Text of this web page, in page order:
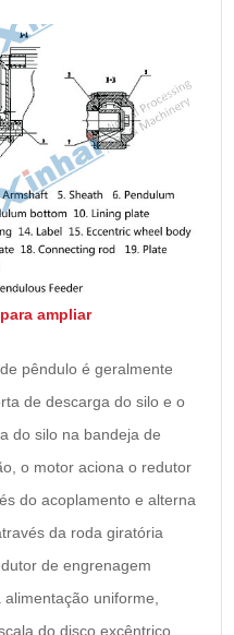
ampliar
pêndulo é geralmente
de descarga do silo e o
do silo na bandeja de
o motor aciona o redutor
do acoplamento e alterna
da roda giratória
de engrenagem
uniforme,
do disco excêntrico